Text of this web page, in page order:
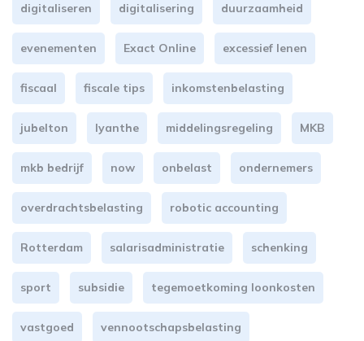
digitaliseren digitalisering duurzaamheid
evenementen Exact Online excessief lenen
fiscaal fiscale tips inkomstenbelasting
jubelton lyanthe middelingsregeling MKB
mkb bedrijf now onbelast ondernemers
overdrachtsbelasting robotic accounting
Rotterdam salarisadministratie schenking
sport subsidie tegemoetkoming loonkosten
vastgoed vennootschapsbelasting